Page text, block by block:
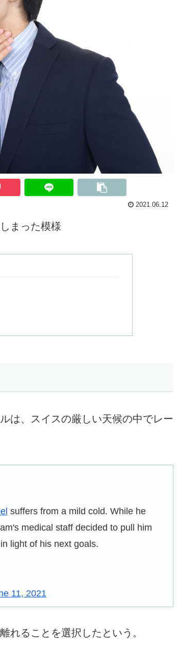
2021.06.12
まった模様
は、スイスの厳しい天候の中でレー
suffers from a mild cold. While he
medical staff decided to pull him
light of his next goals.
11, 2021
れることを選択したという。